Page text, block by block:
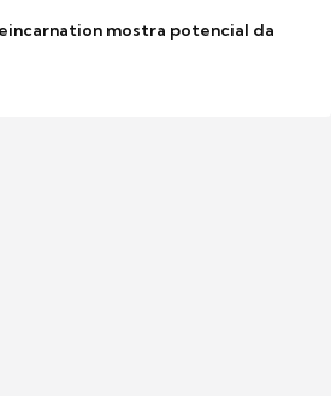
mostra potencial da